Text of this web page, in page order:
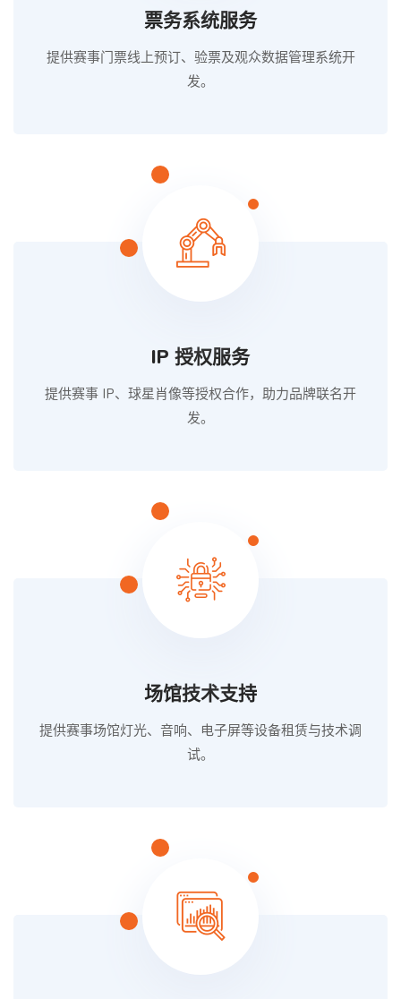
票务系统服务
提供赛事门票线上预订、验票及观众数据管理系统开
发。
IP 授权服务
提供赛事 IP、球星肖像等授权合作，助力品牌联名开
发。
场馆技术支持
提供赛事场馆灯光、音响、电子屏等设备租赁与技术调
试。